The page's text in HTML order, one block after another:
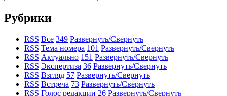
Рубрики
RSS Все 349 Развернуть/Свернуть
RSS Тема номера 101 Развернуть/Свернуть
RSS Актуально 151 Развернуть/Свернуть
RSS Экспертиза 36 Развернуть/Свернуть
RSS Взгляд 57 Развернуть/Свернуть
RSS Встреча 73 Развернуть/Свернуть
RSS Голос редакции 26 Развернуть/Свернуть